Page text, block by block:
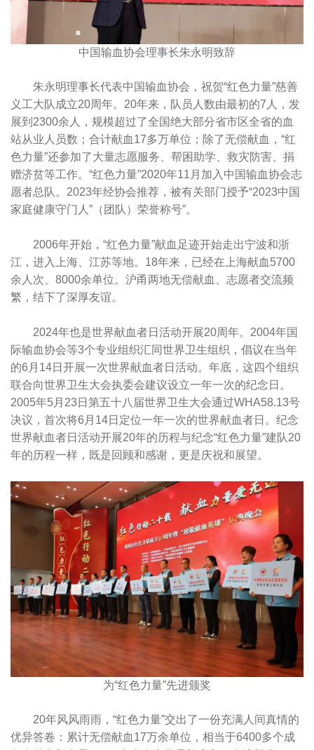
中国输血协会理事长朱永明致辞
朱永明理事长代表中国输血协会，祝贺“红色力量”慈善
义工大队成立20周年。20年来，队员人数由最初的7人，发
展到2300余人，规模超过了全国绝大部分省市区全省的血
站从业人员数；合计献血17多万单位；除了无偿献血，“红
色力量”还参加了大量志愿服务、帮困助学、救灾防害、捐
赠济贫等工作。“红色力量”2020年11月加入中国输血协会志
愿者总队。2023年经协会推荐，被有关部门授予“2023中国
家庭健康守门人”（团队）荣誉称号”。
2006年开始，“红色力量”献血足迹开始走出宁波和浙
江，进入上海、江苏等地。18年来，已经在上海献血5700
余人次、8000余单位。沪甬两地无偿献血、志愿者交流频
繁，结下了深厚友谊。
2024年也是世界献血者日活动开展20周年。2004年国
际输血协会等3个专业组织汇同世界卫生组织，倡议在当年
的6月14日开展一次世界献血者日活动。年底，这四个组织
联合向世界卫生大会执委会建议设立一年一次的纪念日。
2005年5月23日第五十八届世界卫生大会通过WHA58.13号
决议，首次将6月14日定位一年一次的世界献血者日。纪念
世界献血者日活动开展20年的历程与纪念“红色力量”建队20
年的历程一样，既是回顾和感谢，更是庆祝和展望。
为“红色力量”先进颁奖
20年风风雨雨，“红色力量”交出了一份充满人间真情的
优异答卷：累计无偿献血17万余单位，相当于6400多个成